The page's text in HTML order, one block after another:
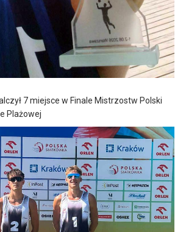
7 miejsce w Finale Mistrzostw Polski
Plażowej